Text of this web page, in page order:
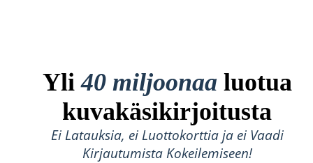
Yli40 miljoonaa luotua
kuvakäsikirjoitusta
Ei Latauksia, ei Luottokorttia ja ei Vaadi
Kirjautumista Kokeilemiseen!